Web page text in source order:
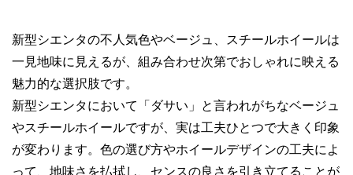
新型シエンタの不人気色やベージュ、スチールホイールは
一見地味に見えるが、組み合わせ次第でおしゃれに映える
魅力的な選択肢です。
新型シエンタにおいて「ダサい」と言われがちなベージュ
やスチールホイールですが、実は工夫ひとつで大きく印象
が変わります。色の選び方やホイールデザインの工夫によ
って、地味さを払拭し、センスの良さを引き立てることが